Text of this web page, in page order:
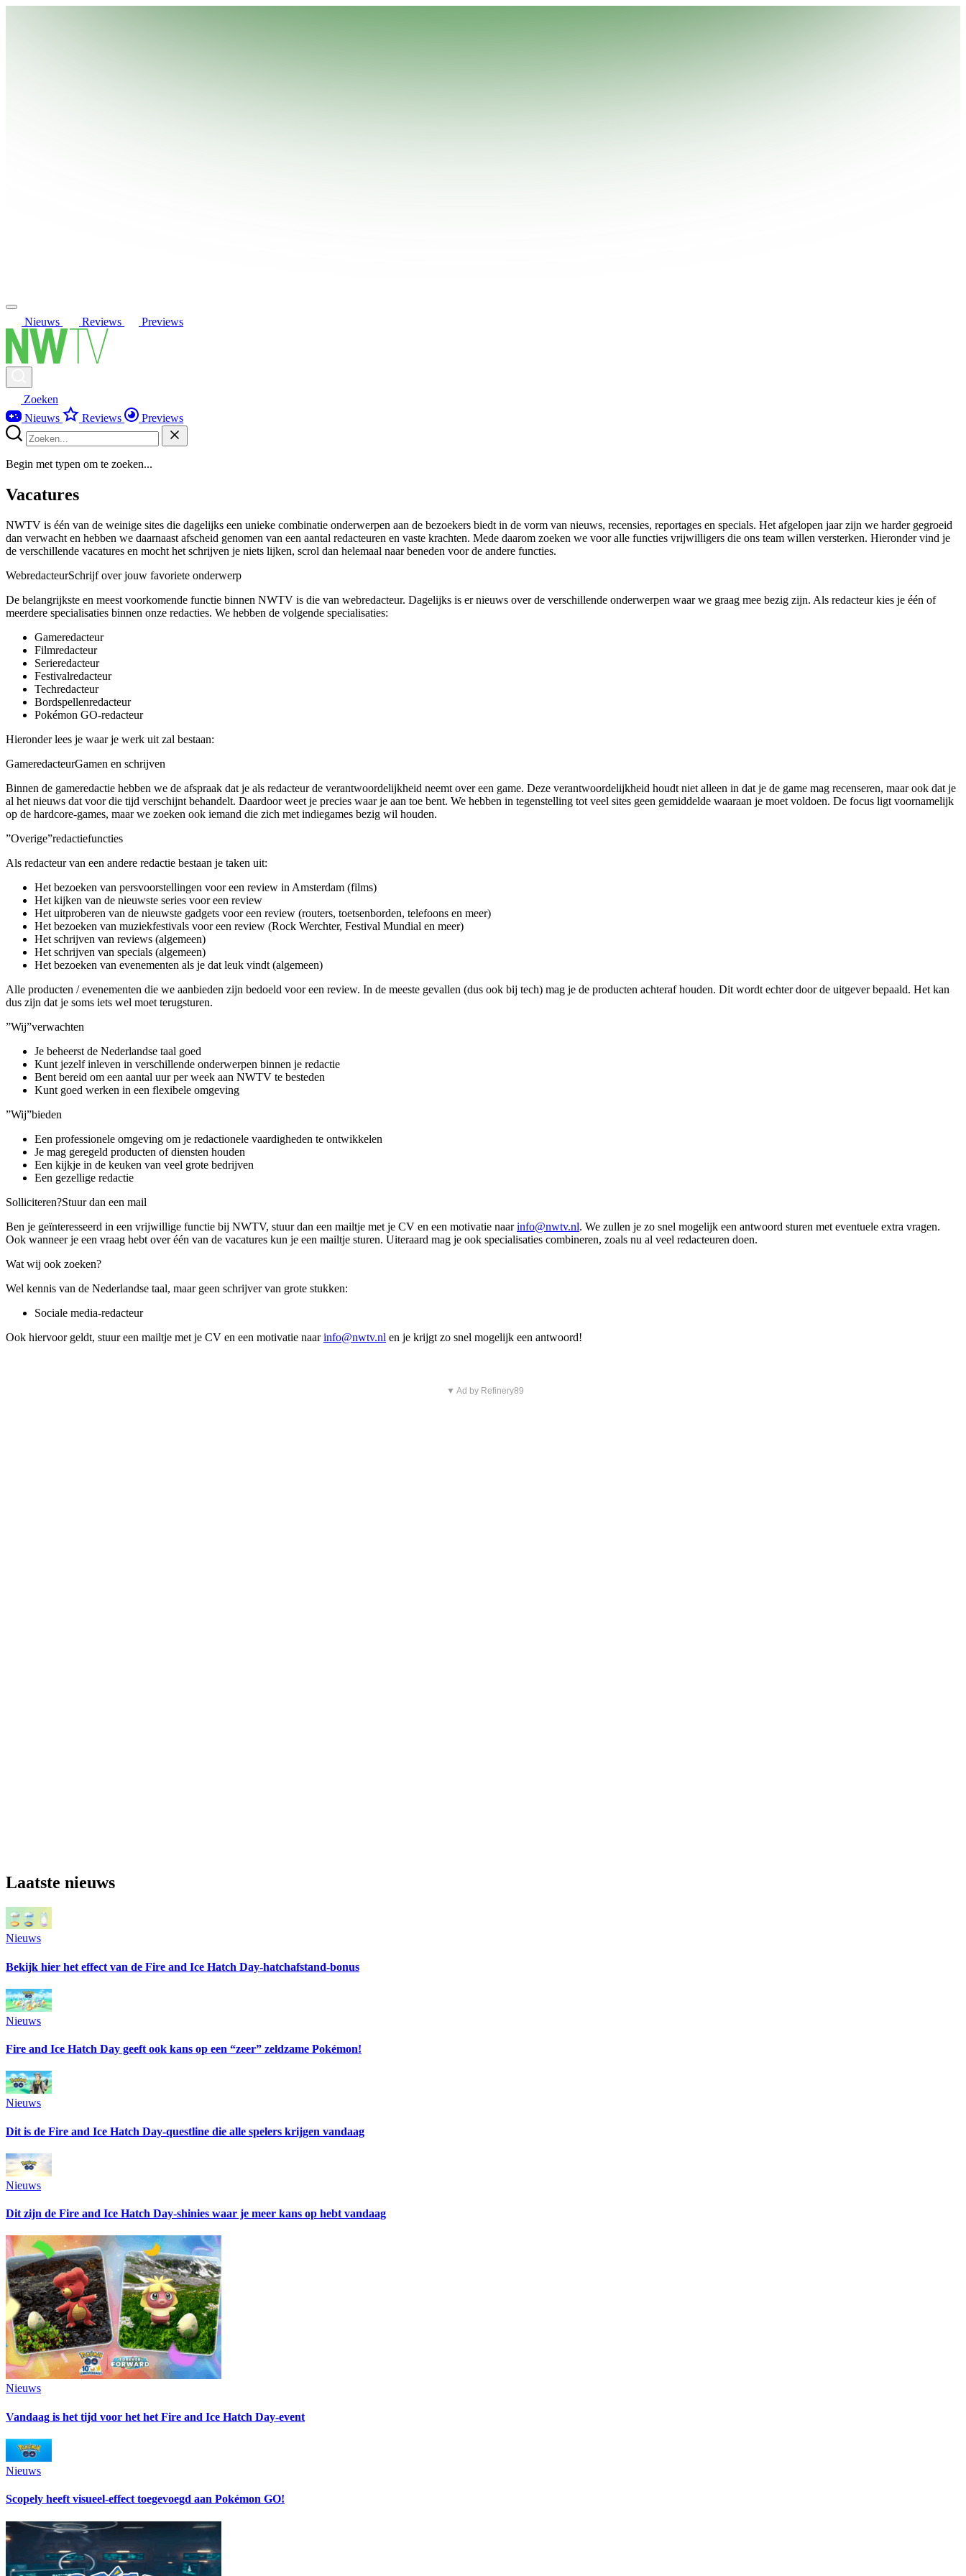
Nieuws Reviews Previews
Zoeken
Nieuws
Reviews Previews
Begin met typen om te zoeken...
Vacatures
NWTV is één van de weinige sites die dagelijks een unieke combinatie onderwerpen aan de bezoekers biedt in de vorm van nieuws, recensies, reportages en specials. Het afgelopen jaar zijn we harder gegroeid
dan verwacht en hebben we daarnaast afscheid genomen van een aantal redacteuren en vaste krachten. Mede daarom zoeken we voor alle functies vrijwilligers die ons team willen versterken. Hieronder vind je
de verschillende vacatures en mocht het schrijven je niets lijken, scrol dan helemaal naar beneden voor de andere functies.
WebredacteurSchrijf over jouw favoriete onderwerp
De belangrijkste en meest voorkomende functie binnen NWTV is die van webredacteur. Dagelijks is er nieuws over de verschillende onderwerpen waar we graag mee bezig zijn. Als redacteur kies je één of
meerdere specialisaties binnen onze redacties. We hebben de volgende specialisaties:
Gameredacteur
Filmredacteur
Serieredacteur
Festivalredacteur
Techredacteur
Bordspellenredacteur
Pokémon GO-redacteur
Hieronder lees je waar je werk uit zal bestaan:
GameredacteurGamen en schrijven
Binnen de gameredactie hebben we de afspraak dat je als redacteur de verantwoordelijkheid neemt over een game. Deze verantwoordelijkheid houdt niet alleen in dat je de game mag recenseren, maar ook dat je
al het nieuws dat voor die tijd verschijnt behandelt. Daardoor weet je precies waar je aan toe bent. We hebben in tegenstelling tot veel sites geen gemiddelde waaraan je moet voldoen. De focus ligt voornamelijk
op de hardcore-games, maar we zoeken ook iemand die zich met indiegames bezig wil houden.
”Overige”redactiefuncties
Als redacteur van een andere redactie bestaan je taken uit:
Het bezoeken van persvoorstellingen voor een review in Amsterdam (films)
Het kijken van de nieuwste series voor een review
Het uitproberen van de nieuwste gadgets voor een review (routers, toetsenborden, telefoons en meer)
Het bezoeken van muziekfestivals voor een review (Rock Werchter, Festival Mundial en meer)
Het schrijven van reviews (algemeen)
Het schrijven van specials (algemeen)
Het bezoeken van evenementen als je dat leuk vindt (algemeen)
Alle producten / evenementen die we aanbieden zijn bedoeld voor een review. In de meeste gevallen (dus ook bij tech) mag je de producten achteraf houden. Dit wordt echter door de uitgever bepaald. Het kan
dus zijn dat je soms iets wel moet terugsturen.
”Wij”verwachten
Je beheerst de Nederlandse taal goed
Kunt jezelf inleven in verschillende onderwerpen binnen je redactie
Bent bereid om een aantal uur per week aan NWTV te besteden
Kunt goed werken in een flexibele omgeving
”Wij”bieden
Een professionele omgeving om je redactionele vaardigheden te ontwikkelen
Je mag geregeld producten of diensten houden
Een kijkje in de keuken van veel grote bedrijven
Een gezellige redactie
Solliciteren?Stuur dan een mail
Ben je geïnteresseerd in een vrijwillige functie bij NWTV, stuur dan een mailtje met je CV en een motivatie naarinfo@nwtv.nl. We zullen je zo snel mogelijk een antwoord sturen met eventuele extra vragen.
Ook wanneer je een vraag hebt over één van de vacatures kun je een mailtje sturen. Uiteraard mag je ook specialisaties combineren, zoals nu al veel redacteuren doen.
Wat wij ook zoeken?
Wel kennis van de Nederlandse taal, maar geen schrijver van grote stukken:
Sociale media-redacteur
Ook hiervoor geldt, stuur een mailtje met je CV en een motivatie naarinfo@nwtv.nl en je krijgt zo snel mogelijk een antwoord!
▼ Ad by Refinery89
Laatste nieuws
Nieuws
Bekijk hier het effect van de Fire and Ice Hatch Day-hatchafstand-bonus
Nieuws
Fire and Ice Hatch Day geeft ook kans op een “zeer” zeldzame Pokémon!
Nieuws
Dit is de Fire and Ice Hatch Day-questline die alle spelers krijgen vandaag
Nieuws
Dit zijn de Fire and Ice Hatch Day-shinies waar je meer kans op hebt vandaag
Nieuws
Vandaag is het tijd voor het het Fire and Ice Hatch Day-event
Nieuws
Scopely heeft visueel-effect toegevoegd aan Pokémon GO!